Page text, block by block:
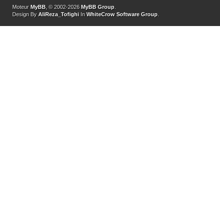
Moteur MyBB , © 2002-2026MyBB Group
Design By AliReza_Tofighi In WhiteCrow Software Group